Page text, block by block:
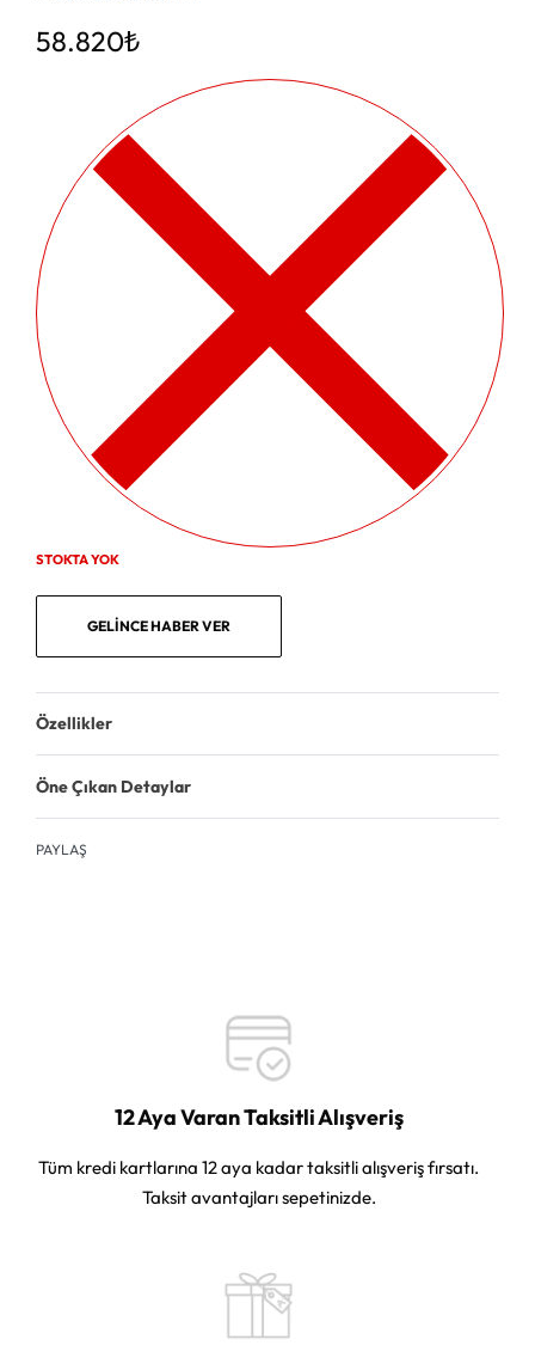
58.820₺
STOKTA YOK
GELINCE HABER VER
Özellikler
Öne Çıkan Detaylar
PAYLAŞ
12 Aya Varan Taksitli Alışveriş
Tüm kredi kartlarına 12 aya kadar taksitli alışveriş fırsatı.
Taksit avantajları sepetinizde.